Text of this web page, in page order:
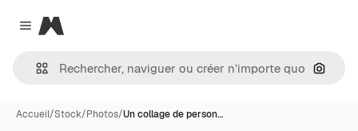
Close menu
Magnific
Accueil/Stock/Photos/Un collage de person…